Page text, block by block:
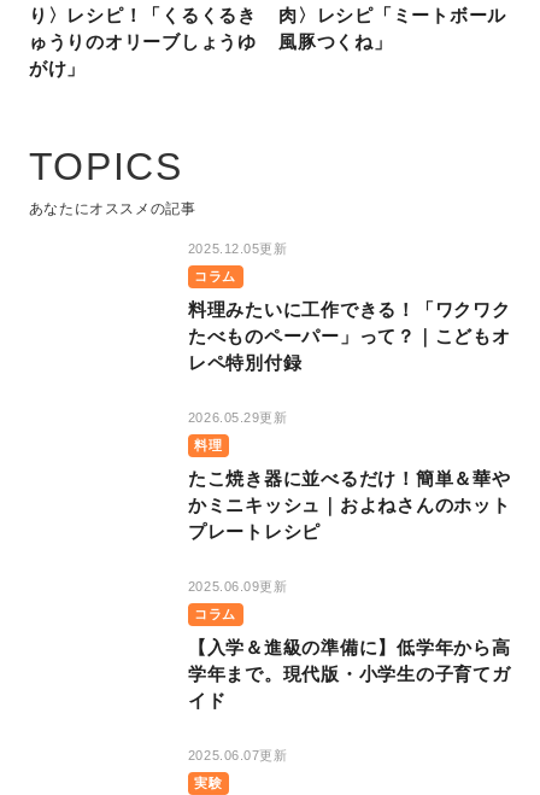
り〉レシピ！「くるくるき
ゅうりのオリーブしょうゆ
がけ」
肉〉レシピ「ミートボール
風豚つくね」
TOPICS
あなたにオススメの記事
2025.12.05更新
コラム
料理みたいに工作できる！「ワクワク
たべものペーパー」って？｜こどもオ
レペ特別付録
2026.05.29更新
料理
たこ焼き器に並べるだけ！簡単＆華や
かミニキッシュ｜およねさんのホット
プレートレシピ
2025.06.09更新
コラム
【入学＆進級の準備に】低学年から高
学年まで。現代版・小学生の子育てガ
イド
2025.06.07更新
実験